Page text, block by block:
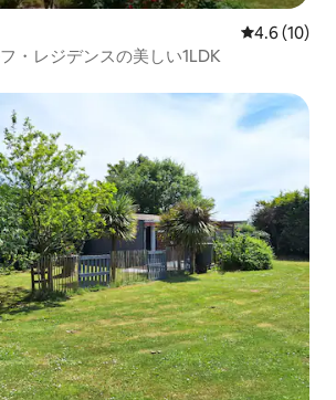
レビュー10
4.6 (10)
・レジデンスの美しい1LDK